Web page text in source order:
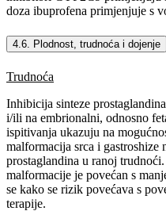
doza ibuprofena primjenjuje s
4.6. Plodnost, trudnoća i dojenje
Trudnoća
Inhibicija sinteze
i/ili na embrionalni, odnosno
ispitivanja ukazuju na
malformacija srca i gastroshize
prostaglandina u ranoj
malformacije je povećan s
se kako se rizik povećava s
terapije.